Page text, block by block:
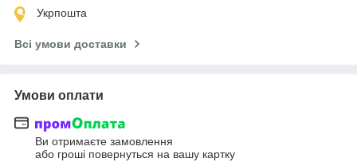
Укрпошта
Всі умови доставки
Умови оплати
Ви отримаєте замовлення
або гроші повернуться на вашу картку